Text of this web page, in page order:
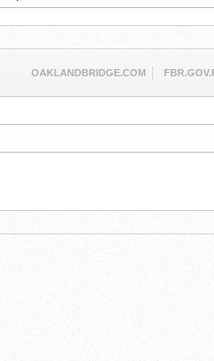
OAKLANDBRIDGE.COM